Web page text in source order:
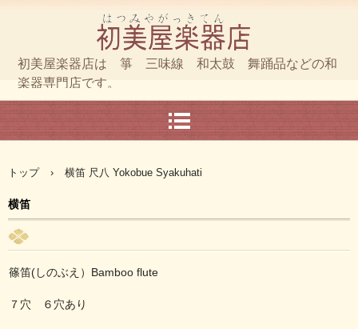
初美屋楽器店
初美屋楽器店は 箏 三味線 和太鼓 舞踊品などの和
楽器専門店です。
TEL.０９５－８２３－２６２２
〒８５０－０８３１長崎県長崎市鍛冶屋町５－１
トップ › 横笛 尺八 Yokobue Syakuhati
横笛
篠笛(しのぶえ）Bamboo flute
７穴 ６穴あり